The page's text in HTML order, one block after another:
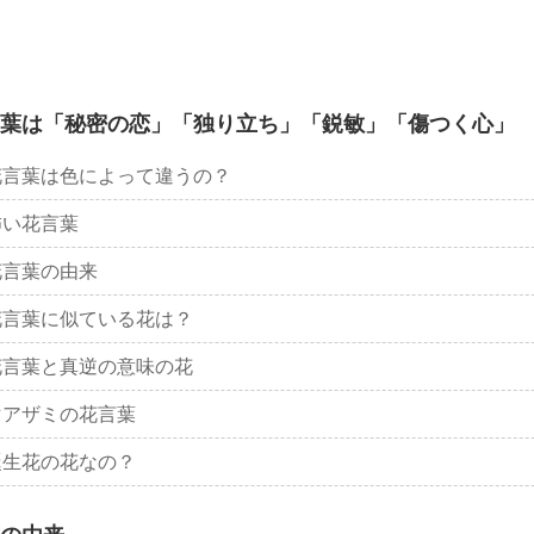
は「秘密の恋」「独り立ち」「鋭敏」「傷つく心」
葉は色によって違うの？
花言葉
葉の由来
葉に似ている花は？
葉と真逆の意味の花
ザミの花言葉
花の花なの？